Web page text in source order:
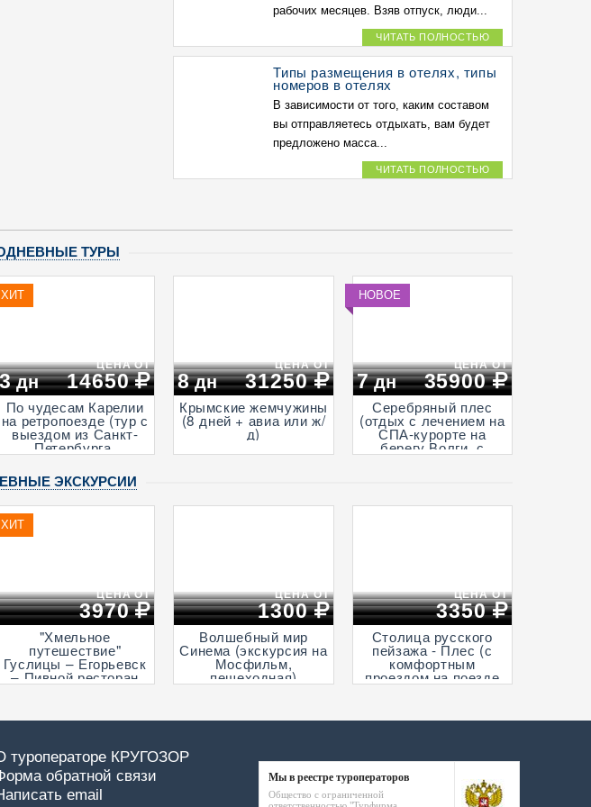
рабочих месяцев. Взяв отпуск, люди...
ЧИТАТЬ ПОЛНОСТЬЮ
Типы размещения в отелях, типы
номеров в отелях
В зависимости от того, каким составом
вы отправляетесь отдыхать, вам будет
предложено масса...
ЧИТАТЬ ПОЛНОСТЬЮ
ТУРЫ
ХИТ
дн
ЦЕНА ОТ
14650
По чудесам Карелии
на ретропоезде (тур с
выездом из Санкт-
Петербурга,
посещением музея
живой истории и
деревни викингов -
"Бастiонъ",
экскурсией в горный
парк «Рускеала» и к
8дн
ЦЕНА ОТ
31250
Крымские жемчужины
(8 дней + авиа или ж/
д)
НОВОЕ
7дн
ЦЕНА ОТ
35900
Серебряный плес
(отдых с лечением на
СПА-курорте на
берегу Волги, с
крытым и открытым
программами, 7 дней
ЭКСКУРСИИ
ХИТ
ЦЕНА ОТ
3970
"Хмельное
путешествие"
Гуслицы – Егорьевск
– Пивной ресторан
«Шварцкайзер»
ЦЕНА ОТ
1300
Волшебный мир
Синема (экскурсия на
Мосфильм,
пешеходная)
ЦЕНА ОТ
3350
Столица русского
пейзажа - Плес (с
комфортным
проездом на поезде
«Ласточка» и с
теплоходе по Волге)
туроператоре КРУГОЗОР
обратной связи
email
Мы в реестре туроператоров
Общество с ограниченной